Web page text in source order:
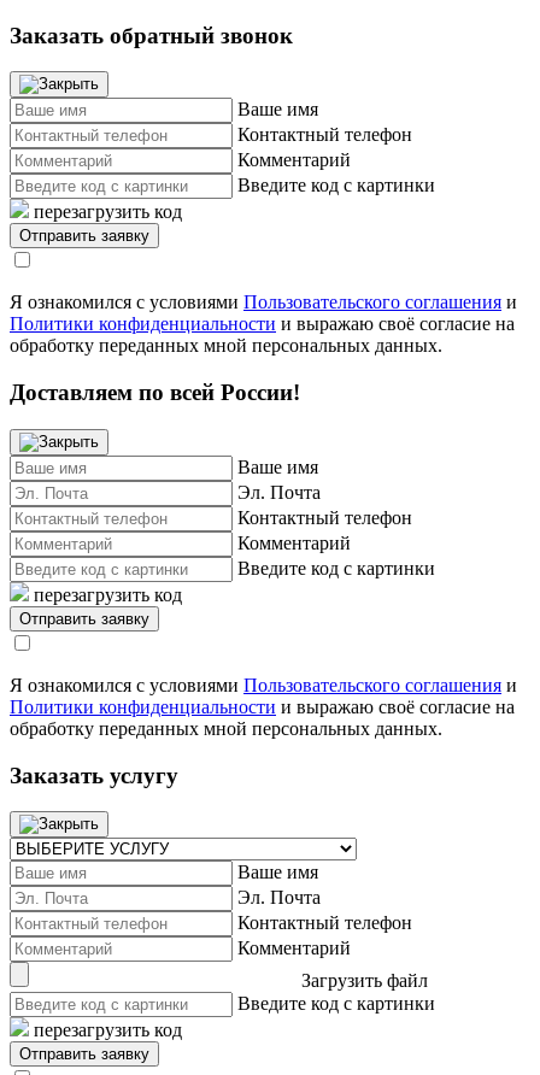
Заказать обратный звонок
Ваше имя
Контактный телефон
Комментарий
Введите код с картинки
перезагрузить код
Я ознакомился с условиями Пользовательского соглашения и
Политики конфиденциальности и выражаю своё согласие на
обработку переданных мной персональных данных.
Доставляем по всей России!
Ваше имя
Эл. Почта
Контактный телефон
Комментарий
Введите код с картинки
перезагрузить код
Я ознакомился с условиями Пользовательского соглашения и
Политики конфиденциальности и выражаю своё согласие на
обработку переданных мной персональных данных.
Заказать услугу
Ваше имя
Эл. Почта
Контактный телефон
Комментарий
Загрузить файл
Введите код с картинки
перезагрузить код